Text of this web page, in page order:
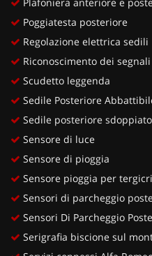
Poggiatesta posteriore
Regolazione elettrica sedili
Riconoscimento dei
Scudetto leggenda
Sedile Posteriore
Sedile posteriore sdoppiato
Sensore di luce
Sensore di pioggia
Sensore pioggia per
Sensori di parcheggio
Sensori Di Parcheggio
Serigrafia biscione sul